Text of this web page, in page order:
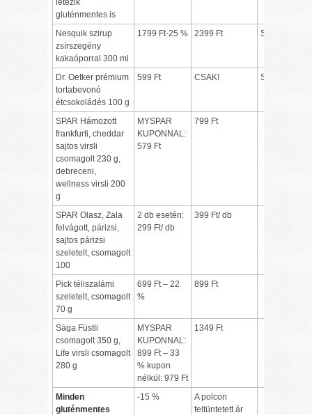
gluténmentes is
Nesquik szirup
zsírszegény
kakaóporral 300 ml
1799 Ft-25 % 2399 Ft Spar Extra
Dr. Oetker prémium
tortabevonó
étcsokoládés 100 g
599 Ft CSAK! Spar Extra
SPAR Hámozott
frankfurti, cheddar
sajtos virsli
csomagolt 230 g,
debreceni,
wellness virsli 200
g
MYSPAR
KUPONNAL:
579 Ft
799 Ft
SPAR Olasz, Zala
felvágott, párizsi,
sajtos párizsi
szeletelt, csomagolt
100
2 db esetén:
299 Ft/ db
399 Ft/ db
Pick téliszalámi
szeletelt, csomagolt
70 g
699 Ft – 22
%
899 Ft
Sága Füstli
csomagolt 350 g,
Life virsli csomagolt
280 g
MYSPAR
KUPONNAL:
899 Ft – 33
% kupon
nélkül: 979 Ft
1349 Ft
Minden
gluténmentes
-15 %
A polcon
feltüntetett ár